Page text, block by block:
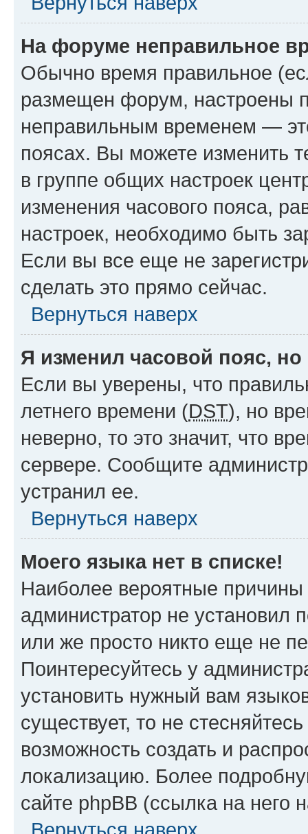
На форуме неправильное
Обычно время правильное
размещен форум, настроены
неправильным временем —
поясах. Вы можете изменить
в группе общих настроек
изменения часового пояса,
настроек, необходимо быть
Если вы все еще не
сделать это прямо сейчас.
Вернуться наверх
Я изменил часовой пояс,
Если вы уверены, что
летнего времени (DST), но
неверно, то это значит, что
сервере. Сообщите
устранил ее.
Вернуться наверх
Моего языка нет в списке!
Наиболее вероятные причины
администратор не установил
или же просто никто еще не
Поинтересуйтесь у
установить нужный вам
существует, то не
возможность создать и
локализацию. Более
сайте phpBB (ссылка на него
Вернуться наверх